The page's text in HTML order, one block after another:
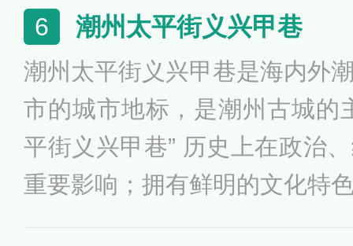
0多个国家不同建筑风格的别
145368平方米。建筑群依山
融为一体。
6 潮州太平街义兴甲巷
潮州太平街义兴甲巷是海内外
市的城市地标，是潮州古城的
平街义兴甲巷” 历史上在政治
重要影响；拥有鲜明的文化特